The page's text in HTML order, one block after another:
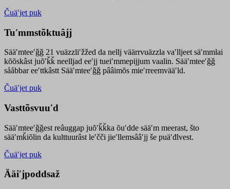
Čuäʹjet puk
Tuʹmmstõktuâjj
Sääʹmteeʹǧǧ 21 vuäzzliʹžžed da nellj väärrvuäzzla vaʹlljeet säʹmmlai
kõõskâst juõʹǩǩ neelljad eeʹjj tueiʹmmepijjum vaalin. Sääʹmteeʹǧǧ
sååbbar eeʹttkâstt Sääʹmteeʹǧǧ pââimõs mieʹrreemvääʹld.
Čuäʹjet puk
Vasttõsvuuʹd
Sääʹmteeʹǧǧest reâuggap juõʹǩǩka õuʹdde sääʹm meerast, što
sääʹmǩiõlin da kulttuurâst leʹčči jieʹllemsââʹjj še puäʹđlvest.
Čuäʹjet puk
Ääiʹjpoddsaž